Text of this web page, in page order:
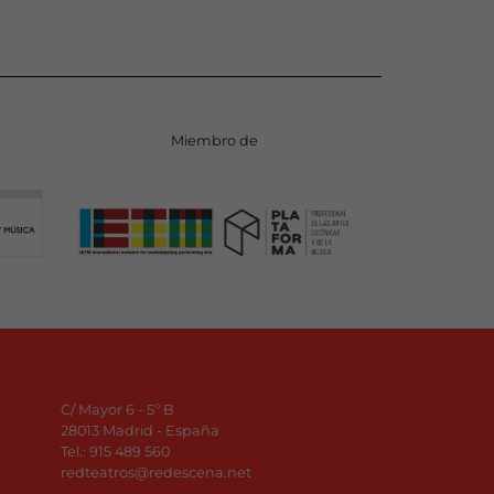
Miembro de
C/ Mayor 6 - 5º B
28013 Madrid - España
Tel.: 915 489 560
redteatros@redescena.net